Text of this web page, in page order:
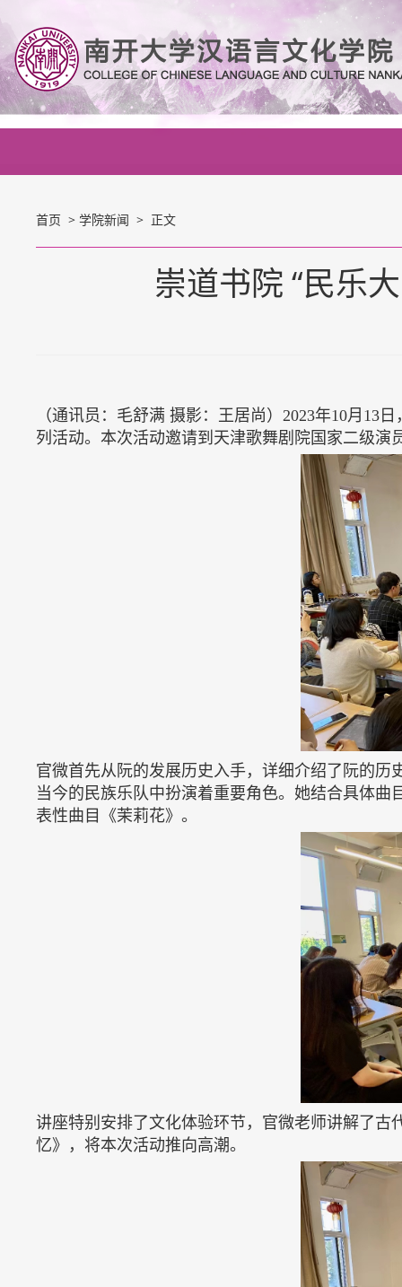
首页 > 学院新闻 > 正文
崇道书院 “民乐
（通讯员：毛舒满 摄影：王居尚） 2023年10月13
列活动。本次活动邀请到天津歌舞剧院国家二级演
官微首先从阮的发展历史入手，详细介绍了阮的
当今的民族乐队中扮演着重要角色。她结合具体
表性曲目《茉莉花》。
讲座特别安排了文化体验环节，官微老师讲解了
忆》，将本次活动推向高潮。